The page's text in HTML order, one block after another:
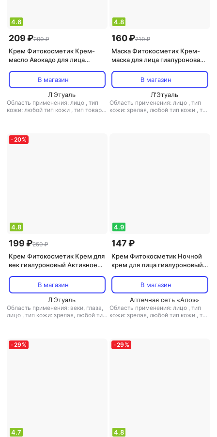
4.6
209 ₽290 ₽
Крем Фитокосметик Крем-
масло Авокадо для лица
косметика, 50мл
В магазин
Л'Этуаль
Область применения: лицо , тип
кожи: любой тип кожи , тип товара:
4.8
160 ₽210 ₽
Маска Фитокосметик Крем-
маска для лица гиалуроновая
увлажнение+активное
восстановление серии
BioCosmetolog Professional,
45мл
В магазин
Л'Этуаль
Область применения: лицо , тип
кожи: зрелая, любой тип кожи , тип
-20%
4.8
199 ₽250 ₽
Крем Фитокосметик Крем для
век гиалуроновый Активное
увлажнение серии
BioCosmetolog Professional,
В магазин
Л'Этуаль
Область применения: веки, глаза,
лицо , тип кожи: зрелая, любой тип
4.9
147 ₽
Крем Фитокосметик Ночной
крем для лица гиалуроновый
омоложение+глубокое
увлажнение серии
BioCosmetolog Professional,
45мл
В магазин
Аптечная сеть «Алоэ»
Область применения: лицо , тип
кожи: зрелая, любой тип кожи , тип
-29 %
4.7
-29 %
4.8